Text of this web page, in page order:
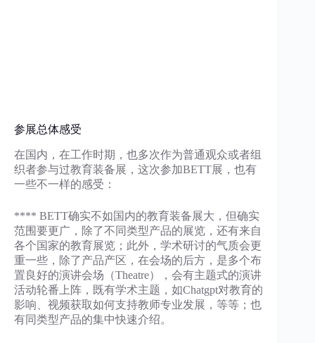
参展总体感受
在国内，在工作时期，也多次作为普通观众或者组
织者参与过教育装备展，这次参加BETT展，也有
一些不一样的感受：
**** BETT确实不如国内的教育装备展大，但确实
范围要更广，除了不同类型产品的展览，还有来自
各个国家的教育展览；此外，学术研讨的气质会更
重一些，除了产品产区，在会场的后方，是多个布
置良好的演讲会场（Theatre），会有主题式的演讲
活动轮番上阵，既有学术主题，如Chatgpt对教育的
影响、视频获取如何支持教师专业发展，等等；也
有同类型产品的集中快速介绍。